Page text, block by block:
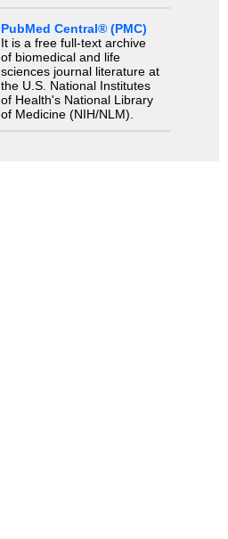
PubMed Central® (PMC)
It is a free full-text archive
of biomedical and life
sciences journal literature at
the U.S. National Institutes
of Health's National Library
of Medicine (NIH/NLM).